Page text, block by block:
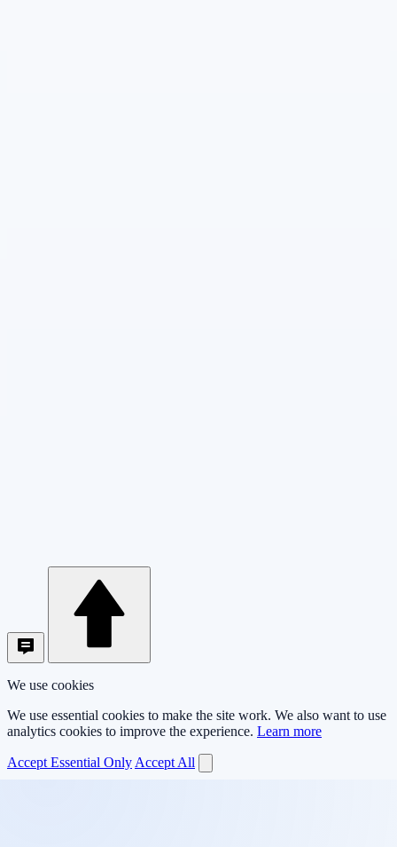
We use cookies
We use essential cookies to make the site work. We also want to use
analytics cookies to improve the experience. Learn more
Accept Essential Only Accept All